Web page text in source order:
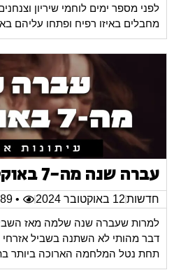
לפני מספר ימים לוחמי שיריון
מחבלים באיזו רפיח ופתחו עליהם
עברה שנה מה-7 באוקטובר
חדשות12 באוקטובר 2024
• 4,089
דבר מהותי לא השתנה בשביל
תחת נטל המלחמה הארוכה ביותר